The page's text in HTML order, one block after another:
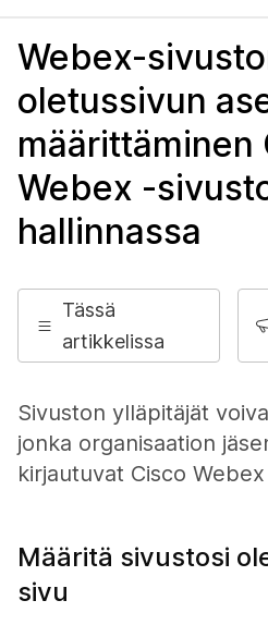
Webex-
oletussivun
määrittäminen
Webex -
hallinnassa
Tässä
artikkelissa
Sivuston ylläpitäjät
jonka organisaation
kirjautuvat Cisco
Määritä sivustosi
sivu